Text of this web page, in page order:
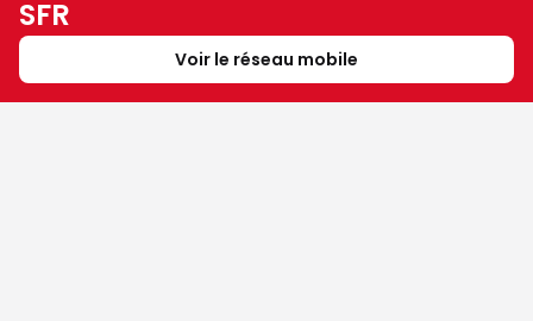
SFR
Voir le réseau mobile